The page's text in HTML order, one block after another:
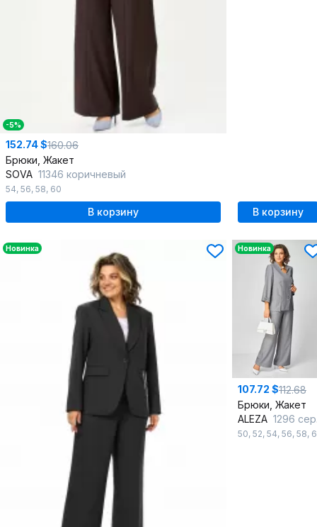
-5%
152.74 $160.06
Брюки, Жакет
SOVA 11346 коричневый
54, 56, 58, 60
В корзину В корзину
Новинка Новинка
107.72 $112.68
Брюки, Жакет
ALEZA 1296 серый
50, 52, 54, 56, 58,